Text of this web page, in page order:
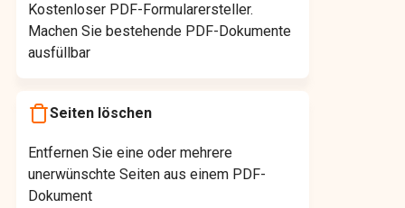
Kostenloser PDF-Formularersteller.
Machen Sie bestehende PDF-Dokumente
ausfüllbar
Seiten löschen
Entfernen Sie eine oder mehrere
unerwünschte Seiten aus einem PDF-
Dokument